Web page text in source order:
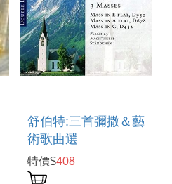
舒伯特:三首彌撒＆藝
術歌曲選
特價$408